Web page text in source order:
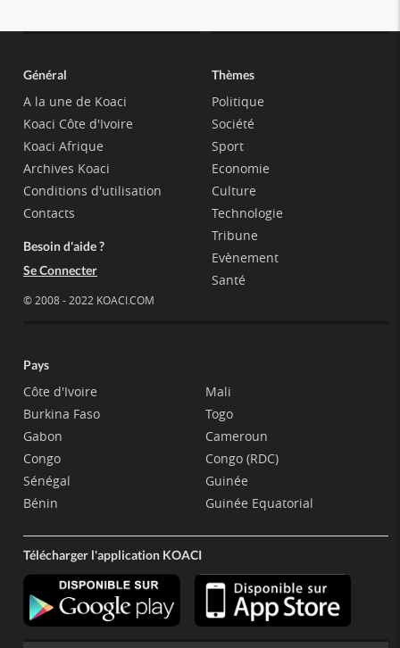
Général
A la une de Koaci
Koaci Côte d'Ivoire
Koaci Afrique
Archives Koaci
Conditions d'utilisation
Contacts
Besoin d'aide ?
Se Connecter
© 2008 - 2022 KOACI.COM
Thèmes
Politique
Société
Sport
Economie
Culture
Technologie
Tribune
Evènement
Santé
Pays
Côte d'Ivoire
Burkina Faso
Gabon
Congo
Sénégal
Bénin
Mali
Togo
Cameroun
Congo (RDC)
Guinée
Guinée Equatorial
Télécharger l'application KOACI